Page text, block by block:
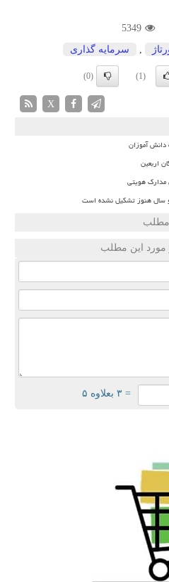
5349
سرمایه گذاری
(1)
(0)
X
آموزان
اربعین
هویتی
سال هنوز تشکیل نشده است
مطلب
مورد این مطلب
= ۳ بعلاوه ۵